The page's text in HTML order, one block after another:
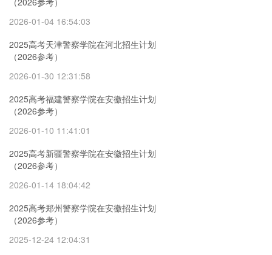
2026-01-04 16:54:03
2025高考天津警察学院在河北招生计划
（2026参考）
2026-01-30 12:31:58
2025高考福建警察学院在安徽招生计划
（2026参考）
2026-01-10 11:41:01
2025高考新疆警察学院在安徽招生计划
（2026参考）
2026-01-14 18:04:42
2025高考郑州警察学院在安徽招生计划
（2026参考）
2025-12-24 12:04:31